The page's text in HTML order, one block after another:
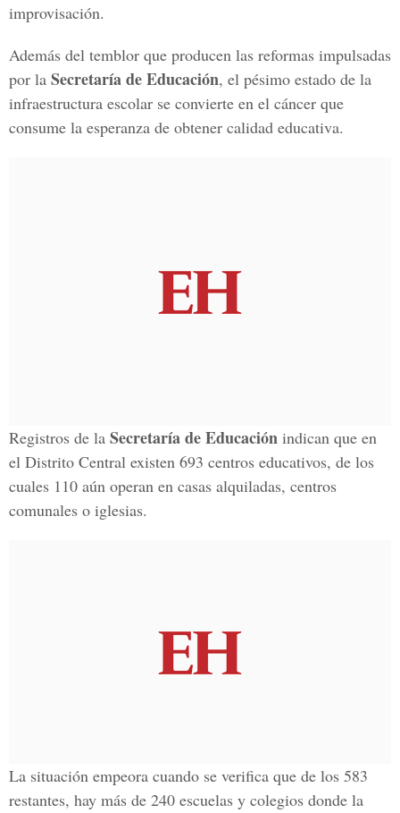
improvisación.
Además del temblor que producen las reformas impulsadas
por la Secretaría de Educación, el pésimo estado de la
infraestructura escolar se convierte en el cáncer que
consume la esperanza de obtener calidad educativa.
Registros de la Secretaría de Educación indican que en
el Distrito Central existen 693 centros educativos, de los
cuales 110 aún operan en casas alquiladas, centros
comunales o iglesias.
La situación empeora cuando se verifica que de los 583
restantes, hay más de 240 escuelas y colegios donde la